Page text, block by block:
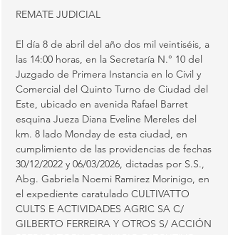
REMATE JUDICIAL
El día 8 de abril del año dos mil veintiséis, a
las 14:00 horas, en la Secretaría N.° 10 del
Juzgado de Primera Instancia en lo Civil y
Comercial del Quinto Turno de Ciudad del
Este, ubicado en avenida Rafael Barret
esquina Jueza Diana Eveline Mereles del
km. 8 lado Monday de esta ciudad, en
cumplimiento de las providencias de fechas
30/12/2022 y 06/03/2026, dictadas por S.S.,
Abg. Gabriela Noemi Ramirez Morinigo, en
el expediente caratulado CULTIVATTO
CULTS E ACTIVIDADES AGRIC SA C/
GILBERTO FERREIRA Y OTROS S/ ACCIÓN